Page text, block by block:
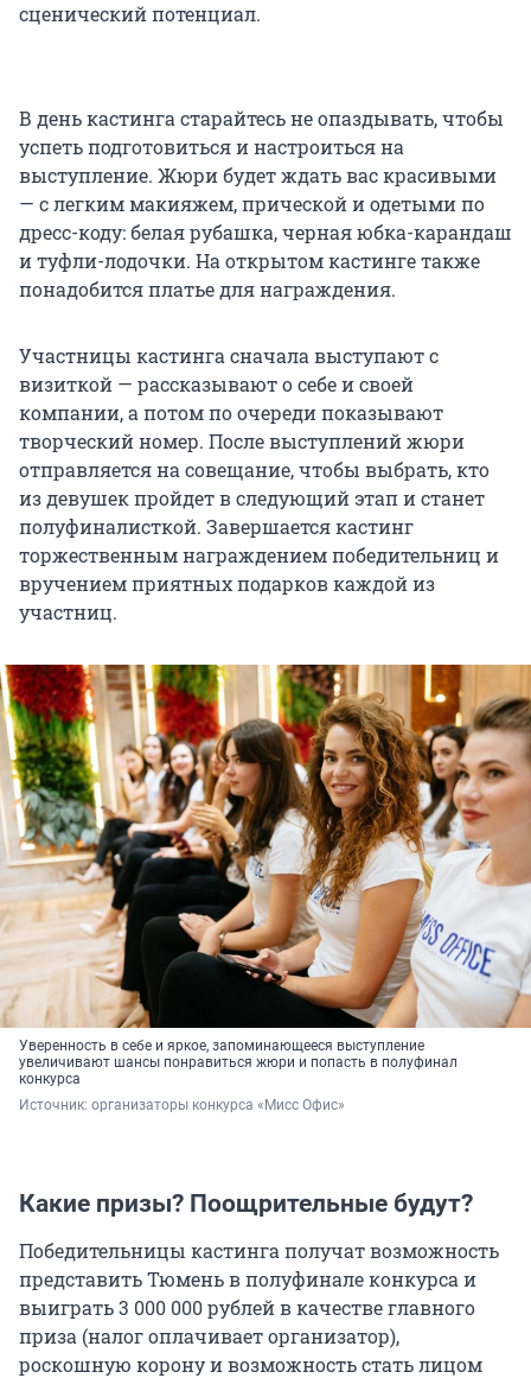
сценический потенциал.
В день кастинга старайтесь не опаздывать, чтобы
успеть подготовиться и настроиться на
выступление. Жюри будет ждать вас красивыми
— с легким макияжем, прической и одетыми по
дресс-коду: белая рубашка, черная юбка-карандаш
и туфли-лодочки. На открытом кастинге также
понадобится платье для награждения.
Участницы кастинга сначала выступают с
визиткой — рассказывают о себе и своей
компании, а потом по очереди показывают
творческий номер. После выступлений жюри
отправляется на совещание, чтобы выбрать, кто
из девушек пройдет в следующий этап и станет
полуфиналисткой. Завершается кастинг
торжественным награждением победительниц и
вручением приятных подарков каждой из
участниц.
Уверенность в себе и яркое, запоминающееся выступление
увеличивают шансы понравиться жюри и попасть в полуфинал
конкурса
Источник: организаторы конкурса «Мисс Офис»
Какие призы? Поощрительные будут?
Победительницы кастинга получат возможность
представить Тюмень в полуфинале конкурса и
выиграть 3 000 000 рублей в качестве главного
приза (налог оплачивает организатор),
роскошную корону и возможность стать лицом